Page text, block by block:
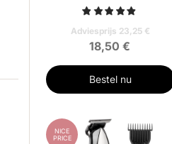
Adviesprijs 23,25 €
18,50 €
Bestel nu
NICE
PRICE